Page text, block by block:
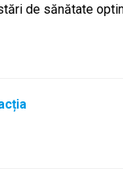
de sănătate